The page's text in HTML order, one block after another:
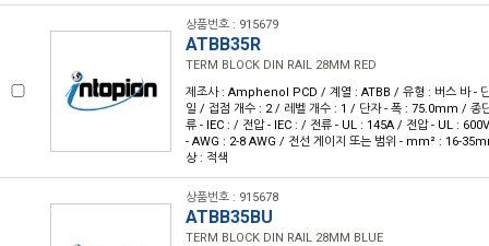
상품번호 : 915679
ATBB35R
TERM BLOCK DIN RAIL 28MM RED
제조사 : Amphenol PCD / 계열 : ATBB / 유형 : 버스 바 -
일 / 접점 개수 : 2 / 레벨 개수 : 1 / 단자 - 폭 : 75.0mm / 종
류 - IEC : / 전압 - IEC : / 전류 - UL : 145A / 전압 - UL :
- AWG : 2-8 AWG / 전선 게이지 또는 범위 - mm² : 16-
상 : 적색
상품번호 : 915678
ATBB35BU
TERM BLOCK DIN RAIL 28MM BLUE